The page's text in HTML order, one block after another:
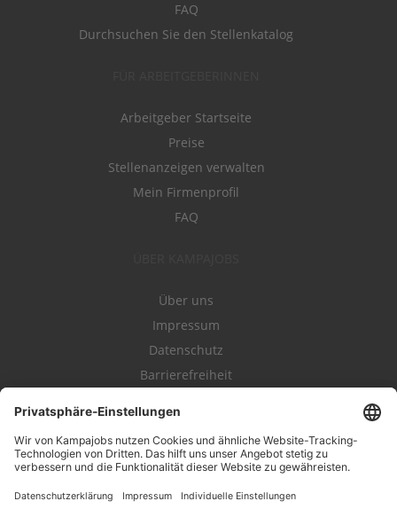
FAQ
Durchsuchen Sie den Stellenkatalog
Arbeitgeber Startseite
Preise
Stellenanzeigen verwalten
Mein Firmenprofil
FAQ
Über uns
Impressum
Datenschutz
Barrierefreiheit
Kampahire
Kampagnenforum
LeadNow